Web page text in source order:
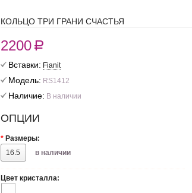
КОЛЬЦО ТРИ ГРАНИ СЧАСТЬЯ
2200R
Вставки: Fianit
Модель: RS1412
Наличие: В наличии
ОПЦИИ
* Размеры:
16.5
в наличии
Цвет кристалла: